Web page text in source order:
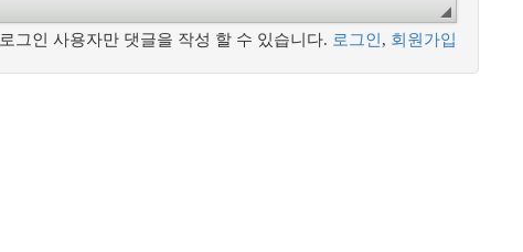
로그인 사용자만 댓글을 작성 할 수 있습니다. 로그인 , 회원가입